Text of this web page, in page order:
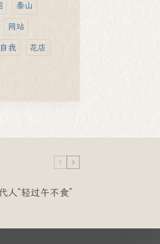
泰山
网站
自我 花店
人“轻过午不食”